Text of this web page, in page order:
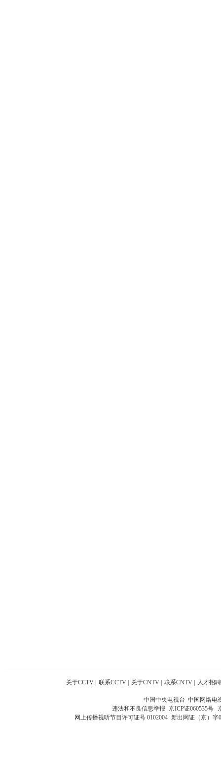
关于CCTV 联系CCTV 关于CNTV 联系CNTV 人才招聘
中国中央电视台 中国网络电
违法和不良信息举报 京ICP证060535号
网上传播视听节目许可证号 0102004 新出网证（京）